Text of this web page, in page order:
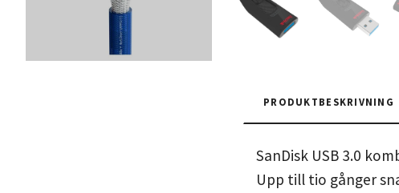
PRODUKTBESKRIVNING
SanDisk USB 3.0
Upp till tio gånger